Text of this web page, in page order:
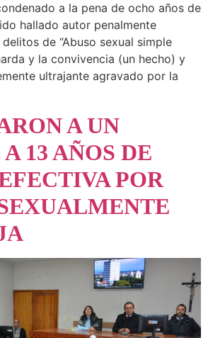
a la pena de ocho años de
hallado autor penalmente
de “Abuso sexual simple
y la convivencia (un hecho) y
ultrajante agravado por la
A UN
13 AÑOS DE
POR